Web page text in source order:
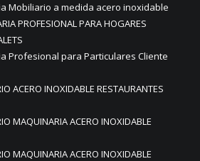
Mobiliario a medida acero inoxidable
PROFESIONAL PARA HOGARES
Profesional para Particulares Cliente
ACERO INOXIDABLE RESTAURANTES
MAQUINARIA ACERO INOXIDABLE
MAQUINARIA ACERO INOXIDABLE